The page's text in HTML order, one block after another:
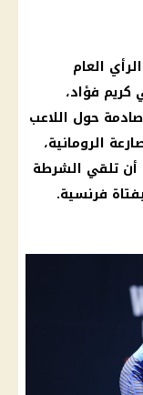
الرأي العام
فؤاد،
حول اللاعب
الرومانية،
أن تلقي الشرطة
فرنسية.